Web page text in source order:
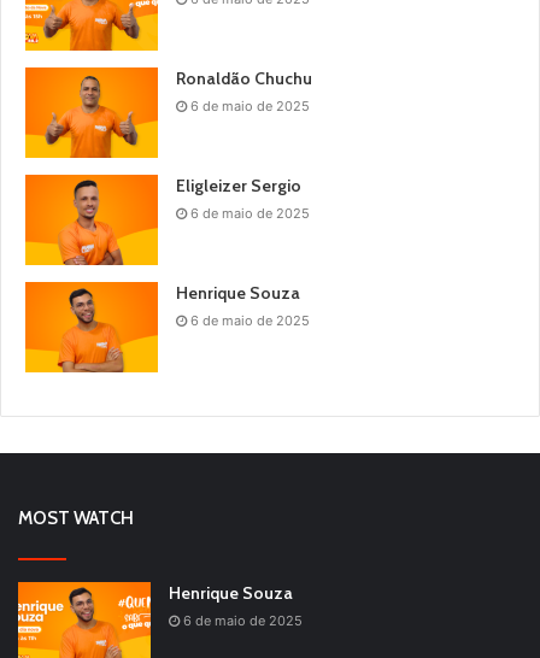
Ronaldão Chuchu
6 de maio de 2025
Eligleizer Sergio
6 de maio de 2025
Henrique Souza
6 de maio de 2025
MOST WATCH
Henrique Souza
6 de maio de 2025